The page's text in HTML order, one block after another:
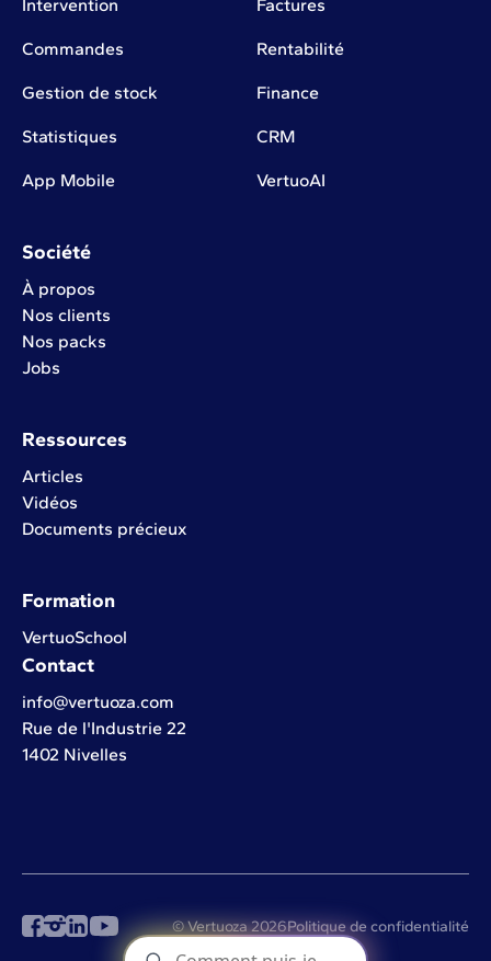
Intervention Factures
Commandes Rentabilité
Gestion de stock Finance
Statistiques CRM
App Mobile VertuoAI
Société
À propos
Nos clients
Nos packs
Jobs
Ressources
Articles
Vidéos
Documents précieux
Formation
VertuoSchool
Contact
info@vertuoza.com
Rue de l'Industrie 22
1402 Nivelles
© Vertuoza 2026Politique de confidentialité